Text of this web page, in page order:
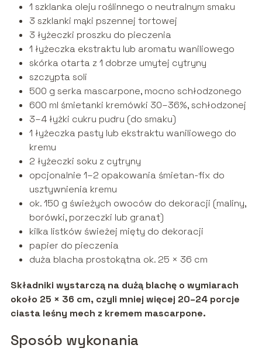
1 szklanka oleju roślinnego o neutralnym smaku
3 szklanki mąki pszennej tortowej
3 łyżeczki proszku do pieczenia
1 łyżeczka ekstraktu lub aromatu waniliowego
skórka otarta z 1 dobrze umytej cytryny
szczypta soli
500 g serka mascarpone, mocno schłodzonego
600 ml śmietanki kremówki 30–36%, schłodzonej
3–4 łyżki cukru pudru (do smaku)
1 łyżeczka pasty lub ekstraktu waniliowego do
kremu
2 łyżeczki soku z cytryny
opcjonalnie 1–2 opakowania śmietan-fix do
usztywnienia kremu
ok. 150 g świeżych owoców do dekoracji (maliny,
borówki, porzeczki lub granat)
kilka listków świeżej mięty do dekoracji
papier do pieczenia
duża blacha prostokątna ok. 25 × 36 cm
Składniki wystarczą na dużą blachę o wymiarach
około 25 × 36 cm, czyli mniej więcej 20–24 porcje
ciasta leśny mech z kremem mascarpone.
Sposób wykonania